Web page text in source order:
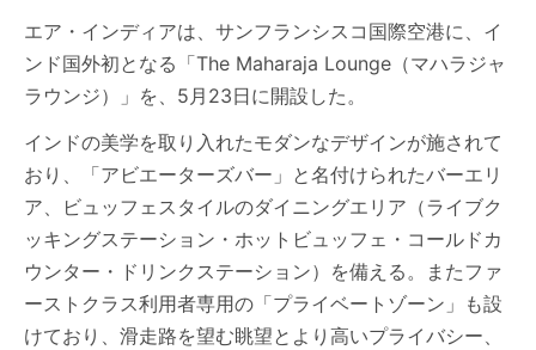
エア・インディアは、サンフランシスコ国際空港に、イ
ンド国外初となる「The Maharaja Lounge（マハラジャ
ラウンジ）」を、5月23日に開設した。
インドの美学を取り入れたモダンなデザインが施されて
おり、「アビエーターズバー」と名付けられたバーエリ
ア、ビュッフェスタイルのダイニングエリア（ライブク
ッキングステーション・ホットビュッフェ・コールドカ
ウンター・ドリンクステーション）を備える。またファ
ーストクラス利用者専用の「プライベートゾーン」も設
けており、滑走路を望む眺望とより高いプライバシー、